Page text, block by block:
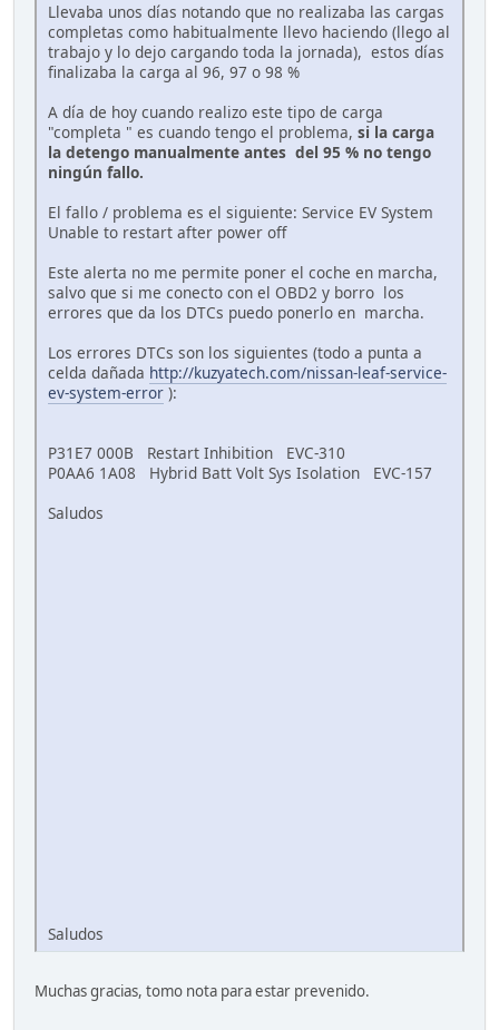
Llevaba unos días notando que no realizaba las cargas
completas como habitualmente llevo haciendo (llego al
trabajo y lo dejo cargando toda la jornada), estos días
finalizaba la carga al 96, 97 o 98 %
A día de hoy cuando realizo este tipo de carga
"completa " es cuando tengo el problema, si la carga
la detengo manualmente antes del 95 % no tengo
ningún fallo.
El fallo / problema es el siguiente: Service EV System
Unable to restart after power off
Este alerta no me permite poner el coche en marcha,
salvo que si me conecto con el OBD2 y borro los
errores que da los DTCs puedo ponerlo en marcha.
Los errores DTCs son los siguientes (todo a punta a
celda dañada http://kuzyatech.com/nissan-leaf-service-
ev-system-error ):
P31E7 000B Restart Inhibition EVC-310
P0AA6 1A08 Hybrid Batt Volt Sys Isolation EVC-157
Saludos
Saludos
Muchas gracias, tomo nota para estar prevenido.